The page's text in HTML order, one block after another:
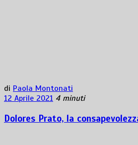
di Paola Montonati
12 Aprile 2021 4 minuti
Dolores Prato, la